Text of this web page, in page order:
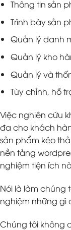
Thông tin sản
Trình bày sản
Quản lý danh
Quản lý kho
Quản lý và
Tùy chỉnh, hỗ
Việc nghiên cứu
đa cho khách
sản phẩm kéo
nền tảng
nghiệm tiện ích
Nói là làm chúng
nghiệm những gì
Chúng tôi không